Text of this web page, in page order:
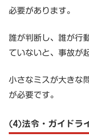
必要があります。
誰が判断し、誰が行
ていないと、事故が
小さなミスが大きな
が必要です。
(4)法令・ガイドラ